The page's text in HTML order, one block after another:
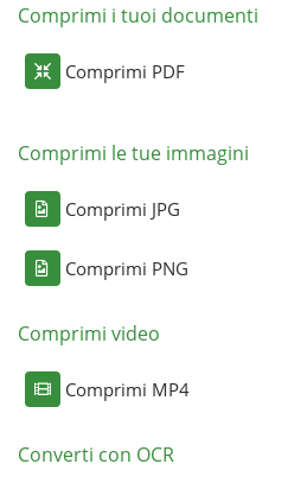
Comprimi i tuoi documenti
Comprimi PDF
Comprimi le tue immagini
Comprimi JPG
Comprimi PNG
Comprimi video
Comprimi MP4
Converti con OCR